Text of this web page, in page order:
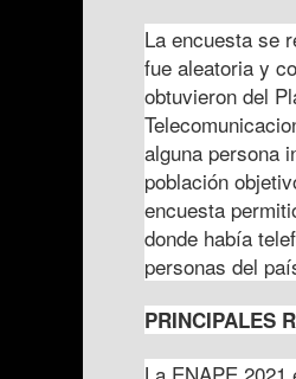
La encuesta se
fue aleatoria y
obtuvieron del
alguna persona
población
encuesta
donde había
personas del
PRINCIPALES